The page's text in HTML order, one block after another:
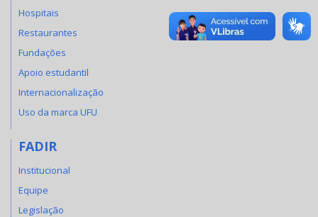
Hospitais
Restaurantes
Fundações
Apoio estudantil
Internacionalização
Uso da marca UFU
FADIR
Institucional
Equipe
Legislação